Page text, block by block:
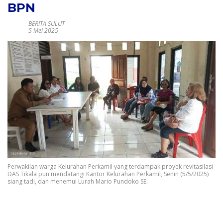
BPN
BERITA SULUT
5 Mei 2025
Perwakilan warga Kelurahan Perkamil yang terdampak proyek revitasilasi
DAS Tikala pun mendatangi Kantor Kelurahan Perkamil, Senin (5/5/2025)
siang tadi, dan menemui Lurah Mario Pundoko SE.